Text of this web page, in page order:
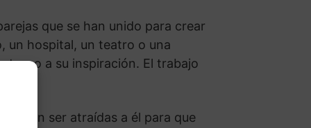
que se han unido para crear
un hospital, un teatro o una
torno a su inspiración. El trabajo
ser atraídas a él para que